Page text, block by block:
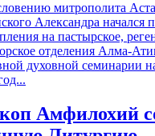
митрополита
Александра начался
на пастырское,
отделения Алма-
духовной семинарии
Амфилохий